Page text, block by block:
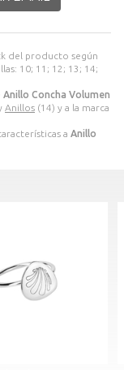
del producto según
10; 11; 12; 13; 14;
Anillo Concha Volumen
Anillos (14) y a la marca
a Anillo